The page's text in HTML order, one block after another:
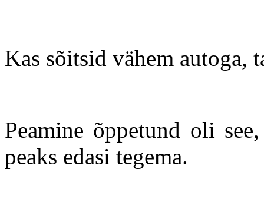
Kas sõitsid vähem autoga,
Peamine õppetund oli
peaks edasi tegema.